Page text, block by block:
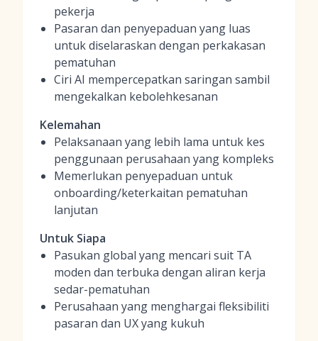
pekerja
Pasaran dan penyepaduan yang luas
untuk diselaraskan dengan perkakasan
pematuhan
Ciri AI mempercepatkan saringan sambil
mengekalkan kebolehkesanan
Kelemahan
Pelaksanaan yang lebih lama untuk kes
penggunaan perusahaan yang kompleks
Memerlukan penyepaduan untuk
onboarding/keterkaitan pematuhan
lanjutan
Untuk Siapa
Pasukan global yang mencari suit TA
moden dan terbuka dengan aliran kerja
sedar-pematuhan
Perusahaan yang menghargai fleksibiliti
pasaran dan UX yang kukuh